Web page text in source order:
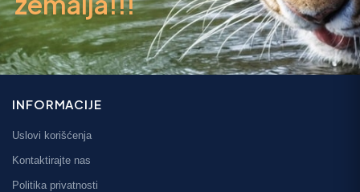
INFORMACIJE
Uslovi korišćenja
Kontaktirajte nas
Politika privatnosti